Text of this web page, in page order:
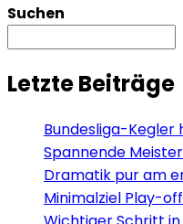
Suchen
Letzte Beiträge
Bundesliga-Kegler
Spannende
Dramatik pur am
Minimalziel Play-